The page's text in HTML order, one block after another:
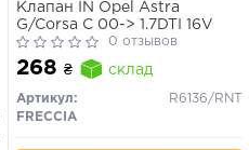
Клапан IN Opel Astra
G/Corsa C 00-> 1.7DTI 16V
0 отзывов
268 ₴ склад
Артикул:
R6136/RNT
FRECCIA